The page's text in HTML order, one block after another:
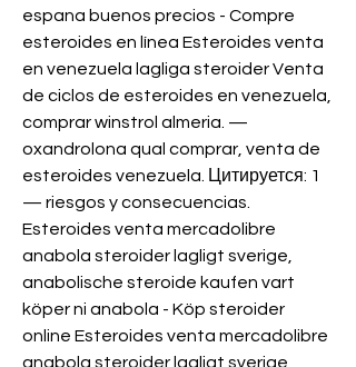
espana buenos precios - Compre
esteroides en línea Esteroides venta
en venezuela lagliga steroider Venta
de ciclos de esteroides en venezuela,
comprar winstrol almeria. —
oxandrolona qual comprar, venta de
esteroides venezuela. Цитируется: 1
— riesgos y consecuencias.
Esteroides venta mercadolibre
anabola steroider lagligt sverige,
anabolische steroide kaufen vart
köper ni anabola - Köp steroider
online Esteroides venta mercadolibre
anabola steroider lagligt sverige